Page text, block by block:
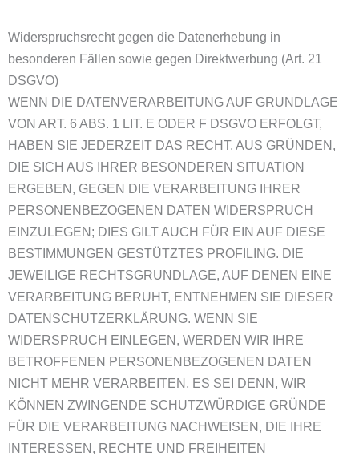
Widerspruchsrecht gegen die Datenerhebung in
besonderen Fällen sowie gegen Direktwerbung (Art. 21
DSGVO)
WENN DIE DATENVERARBEITUNG AUF GRUNDLAGE
VON ART. 6 ABS. 1 LIT. E ODER F DSGVO ERFOLGT,
HABEN SIE JEDERZEIT DAS RECHT, AUS GRÜNDEN,
DIE SICH AUS IHRER BESONDEREN SITUATION
ERGEBEN, GEGEN DIE VERARBEITUNG IHRER
PERSONENBEZOGENEN DATEN WIDERSPRUCH
EINZULEGEN; DIES GILT AUCH FÜR EIN AUF DIESE
BESTIMMUNGEN GESTÜTZTES PROFILING. DIE
JEWEILIGE RECHTSGRUNDLAGE, AUF DENEN EINE
VERARBEITUNG BERUHT, ENTNEHMEN SIE DIESER
DATENSCHUTZERKLÄRUNG. WENN SIE
WIDERSPRUCH EINLEGEN, WERDEN WIR IHRE
BETROFFENEN PERSONENBEZOGENEN DATEN
NICHT MEHR VERARBEITEN, ES SEI DENN, WIR
KÖNNEN ZWINGENDE SCHUTZWÜRDIGE GRÜNDE
FÜR DIE VERARBEITUNG NACHWEISEN, DIE IHRE
INTERESSEN, RECHTE UND FREIHEITEN